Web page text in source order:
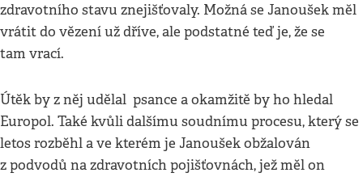
zdravotního stavu znejišťovaly. Možná se Janoušek měl
vrátit do vězení už dříve, ale podstatné teď je, že se
tam vrací.
Útěk by z něj udělal psance a okamžitě by ho hledal
Europol. Také kvůli dalšímu soudnímu procesu, který se
letos rozběhl a ve kterém je Janoušek obžalován
z podvodů na zdravotních pojišťovnách, jež měl on